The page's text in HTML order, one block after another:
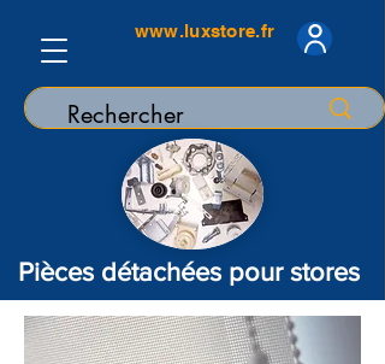
www.luxstore.fr
Pièces détachées pour stores